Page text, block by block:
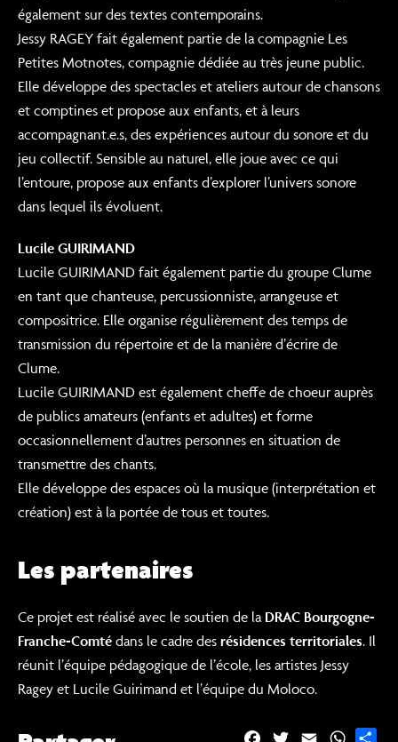
également sur des textes contemporains.
Jessy RAGEY fait également partie de la compagnie Les
Petites Motnotes, compagnie dédiée au très jeune public.
Elle développe des spectacles et ateliers autour de chansons
et comptines et propose aux enfants, et à leurs
accompagnant.e.s, des expériences autour du sonore et du
jeu collectif. Sensible au naturel, elle joue avec ce qui
l’entoure, propose aux enfants d’explorer l’univers sonore
dans lequel ils évoluent.
Lucile GUIRIMAND
Lucile GUIRIMAND fait également partie du groupe Clume
en tant que chanteuse, percussionniste, arrangeuse et
compositrice. Elle organise régulièrement des temps de
transmission du répertoire et de la manière d’écrire de
Clume.
Lucile GUIRIMAND est également cheffe de choeur auprès
de publics amateurs (enfants et adultes) et forme
occasionnellement d’autres personnes en situation de
transmettre des chants.
Elle développe des espaces où la musique (interprétation et
création) est à la portée de tous et toutes.
Les partenaires
Ce projet est réalisé avec le soutien de la DRAC Bourgogne-
Franche-Comté dans le cadre des résidences territoriales. Il
réunit l’équipe pédagogique de l’école, les artistes Jessy
Ragey et Lucile Guirimand et l’équipe du Moloco.
W